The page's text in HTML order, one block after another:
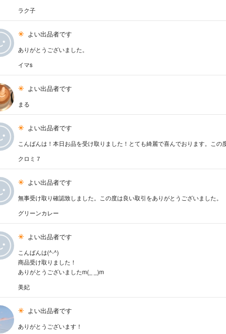
ラク子
よい出品者です
ありがとうございました。
イマs
よい出品者です
まる
よい出品者です
こんばんは！本日お品を受け取りました！とても綺麗で喜んでおります。この
クロミ７
よい出品者です
無事受け取り確認致しました。この度は良い取引をありがとうございました。
グリーンカレー
よい出品者です
こんばんは(^-^)
商品受け取りました！
ありがとうございましたm(_ _)m
美妃
よい出品者です
ありがとうございます！